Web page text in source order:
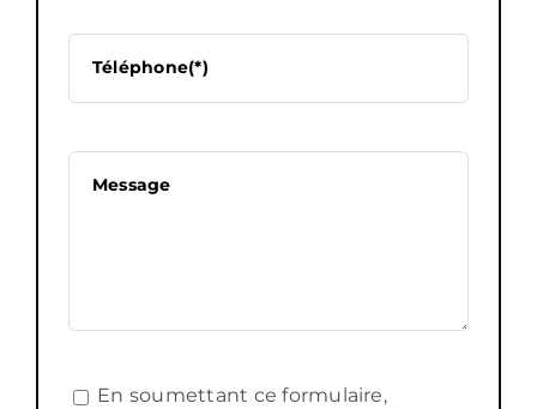
Téléphone(*)
Message
En soumettant ce formulaire,